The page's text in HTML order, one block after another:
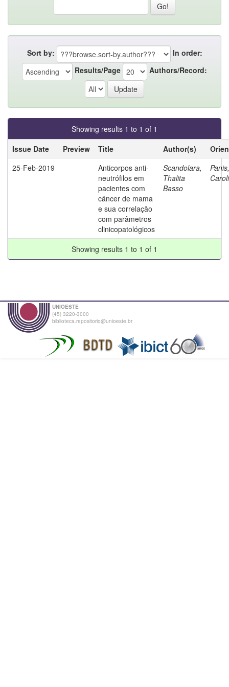
Sort by:
In order:
Results/Page
Authors/Record:
Showing results 1 to 1 of 1
Issue Date
Preview Title Author(s)
25-Feb-2019
Anticorpos anti-
neutrófilos em
pacientes com
câncer de mama
e sua correlação
com parâmetros
clinicopatológicos
Scandolara,
Thalita
Basso
Panis,
Showing results 1 to 1 of 1
UNIOESTE
(45) 3220-3000
biblioteca.repositorio@unioeste.br